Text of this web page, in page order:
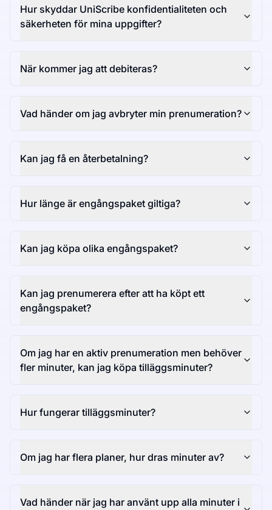
Hur skyddar UniScribe konfidentialiteten och
säkerheten för mina uppgifter?
När kommer jag att debiteras?
Vad händer om jag avbryter min prenumeration?
Kan jag få en återbetalning?
Hur länge är engångspaket giltiga?
Kan jag köpa olika engångspaket?
Kan jag prenumerera efter att ha köpt ett
engångspaket?
Om jag har en aktiv prenumeration men behöver
fler minuter, kan jag köpa tilläggsminuter?
Hur fungerar tilläggsminuter?
Om jag har flera planer, hur dras minuter av?
Vad händer när jag har använt upp alla minuter i